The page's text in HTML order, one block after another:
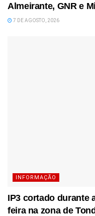
Almeirante, GNR e
7 DE AGOSTO, 2026
INFORMAÇÃO
IP3 cortado durante
feira na zona de